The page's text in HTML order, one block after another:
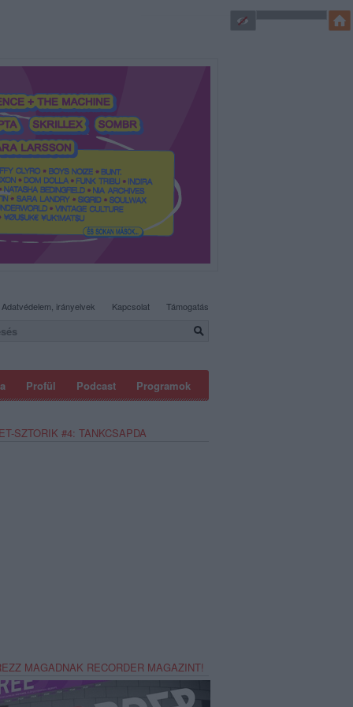
Profül Podcast Programok
Adatvédelem, irányelvek Kapcsolat Támogatás
SZTORIK #4: TANKCSAPDA
MAGADNAK RECORDER MAGAZINT!
SÜTI BEÁLLÍTÁSOK MÓDOSÍTÁSA